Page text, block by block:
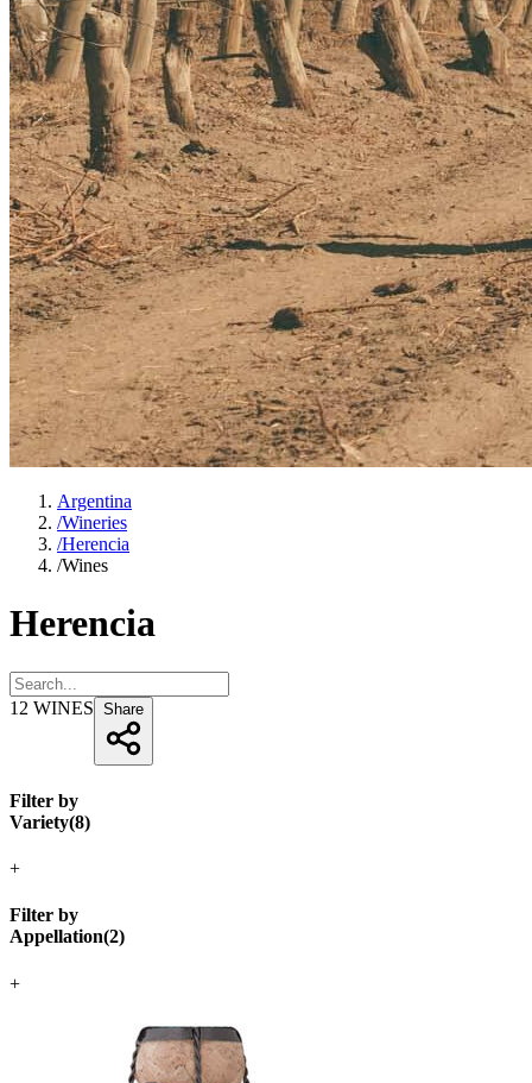
Argentina
/Wineries
/Herencia
/Wines
Herencia
12 WINES Share
Filter by
Variety(8)
+
Filter by
Appellation(2)
+